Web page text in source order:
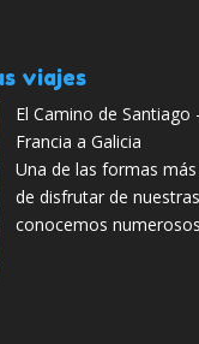
viajes
El Camino de
Francia a Galicia
Una de las formas
de disfrutar de
conocemos